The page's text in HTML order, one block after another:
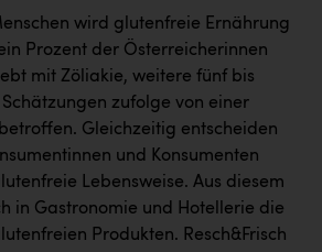
Austria
wird glutenfreie Ernährung
Prozent der Österreicherinnen
mit Zöliakie, weitere fünf bis
zufolge von einer
Gleichzeitig entscheiden
und Konsumenten
Lebensweise. Aus diesem
in Gastronomie und Hotellerie die
Produkten. Resch&Frisch